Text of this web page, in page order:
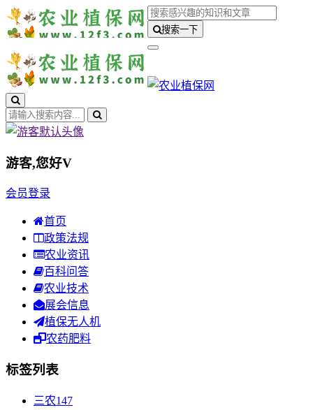
搜索一下
游客,您好V
会员登录
首页
政策法规
农业资讯
百科问答
农业技术
展会信息
植保无人机
农药肥料
标签列表
三农147